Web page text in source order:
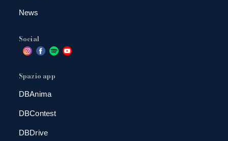
News
Social
Spazio app
DBAnima
DBContest
DBDrive